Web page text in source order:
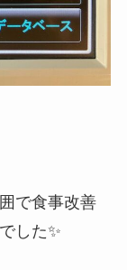
で食事改善
した✨